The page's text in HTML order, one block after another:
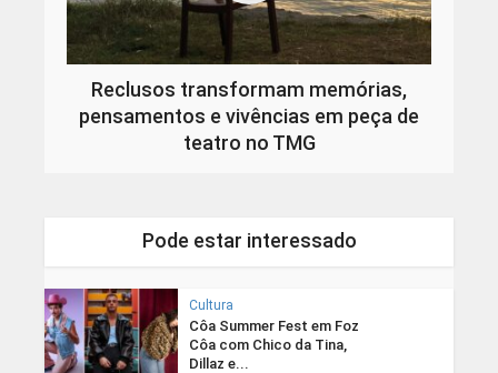
Reclusos transformam memórias,
pensamentos e vivências em peça de
teatro no TMG
Pode estar interessado
Cultura
Côa Summer Fest em Foz
Côa com Chico da Tina,
Dillaz e...